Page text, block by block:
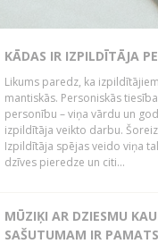
KĀDAS IR IZPILDĪTĀJA
Likums paredz, ka
mantiskās. Personiskās
personību – viņa vārdu un
izpildītāja veikto darbu.
Izpildītāja spējas veido viņa
dzīves pieredze un citi...
MŪZIĶI AR DZIESMU
SAŠUTUMAM IR